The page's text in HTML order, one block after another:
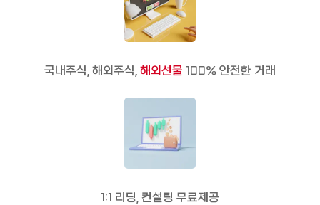
국내주식, 해외주식, 해외선물 100% 안전한 거래
1:1 리딩, 컨설팅 무료제공